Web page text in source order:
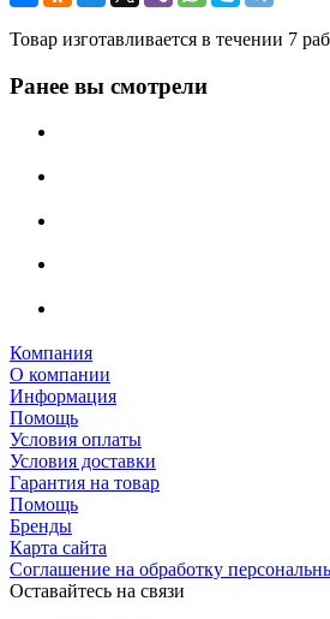
Товар изготавливается в течении 7
Ранее вы смотрели
Компания
О компании
Информация
Помощь
Условия оплаты
Условия доставки
Гарантия на товар
Помощь
Бренды
Карта сайта
Соглашение на обработку
Оставайтесь на связи